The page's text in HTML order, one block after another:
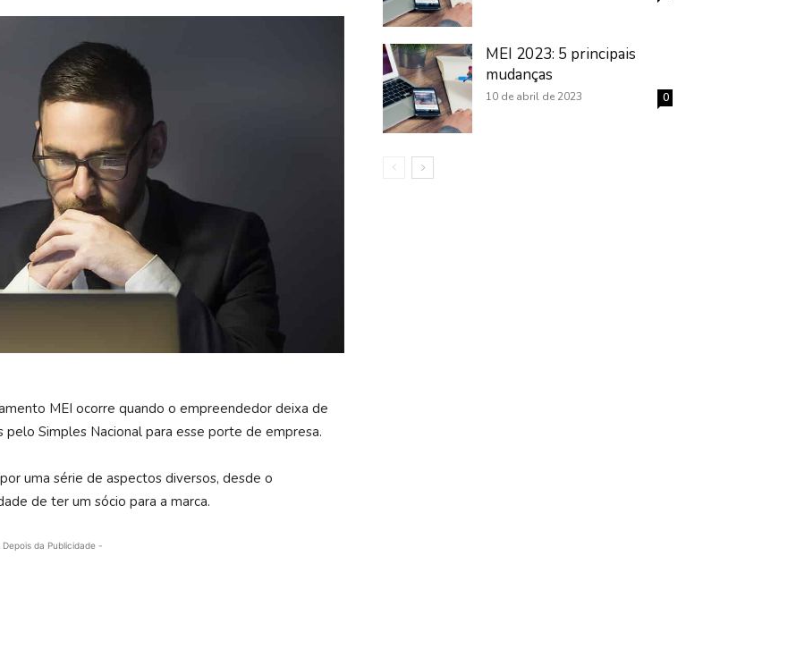
MEI ocorre quando o empreendedor deixa de
Simples Nacional para esse porte de empresa.
uma série de aspectos diversos, desde o
de ter um sócio para a marca.
da Publicidade -
MEI 2023: 5 principais
mudanças
10 de abril de 2023 0